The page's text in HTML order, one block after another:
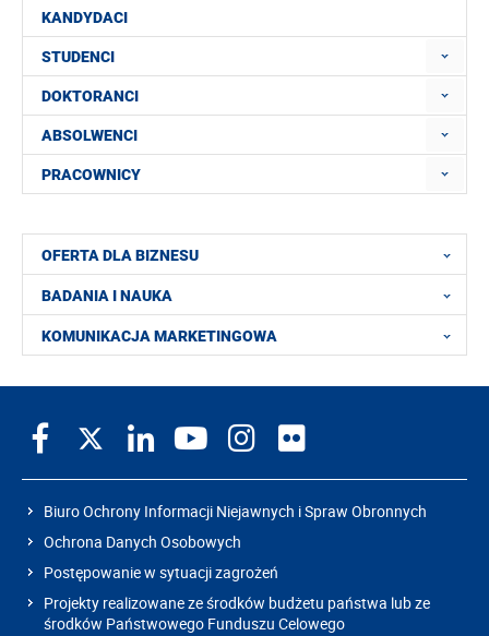
KANDYDACI
STUDENCI
DOKTORANCI
ABSOLWENCI
PRACOWNICY
OFERTA DLA BIZNESU
BADANIA I NAUKA
KOMUNIKACJA MARKETINGOWA
Biuro Ochrony Informacji Niejawnych i Spraw Obronnych
Ochrona Danych Osobowych
Postępowanie w sytuacji zagrożeń
Projekty realizowane ze środków budżetu państwa lub ze
środków Państwowego Funduszu Celowego